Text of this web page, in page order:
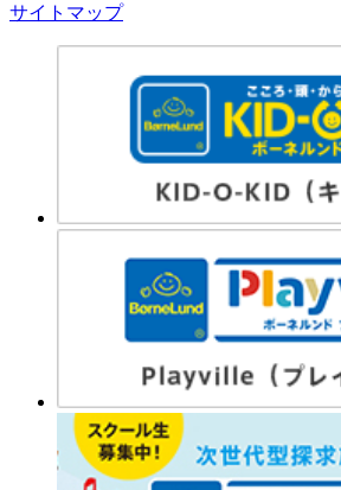
サイトマップ